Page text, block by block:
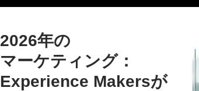
2026年の
マーケティング：
Experience Makersが